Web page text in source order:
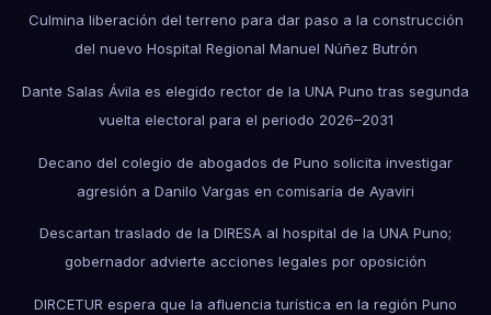
Culmina liberación del terreno para dar paso a la construcción
del nuevo Hospital Regional Manuel Núñez Butrón
Dante Salas Ávila es elegido rector de la UNA Puno tras segunda
vuelta electoral para el periodo 2026–2031
Decano del colegio de abogados de Puno solicita investigar
agresión a Danilo Vargas en comisaría de Ayaviri
Descartan traslado de la DIRESA al hospital de la UNA Puno;
gobernador advierte acciones legales por oposición
DIRCETUR espera que la afluencia turística en la región Puno